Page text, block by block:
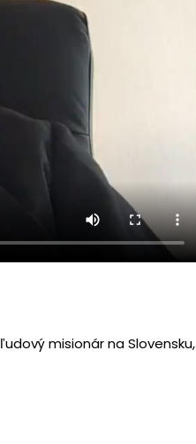
misionár na Slovensku,